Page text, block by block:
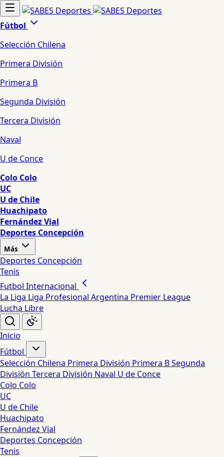
Fútbol
Selección Chilena
Primera División
Primera B
Segunda División
Tercera División
Naval
U de Conce
Colo Colo
UC
U de Chile
Huachipato
Fernández Vial
Deportes Concepción
Más
Deportes Concepción
Tenis
Futbol Internacional
La Liga Liga Profesional Argentina Premier League
Lucha Libre
Inicio
Fútbol
Selección Chilena Primera División Primera BSegunda
División Tercera División Naval U de Conce
Colo Colo
UC
U de Chile
Huachipato
Fernández Vial
Deportes Concepción
Tenis